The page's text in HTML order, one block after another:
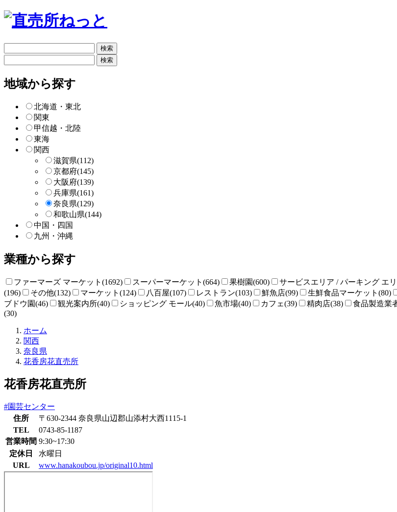
リ
ー
検
索
ー
検
地域から探す
北海道・東北
関東
甲信越・北陸
東海
関西
滋賀県(112)
京都府(145)
大阪府(139)
兵庫県(161)
奈良県(129)
和歌山県(144)
中国・四国
九州・沖縄
業種から探す
ファーマーズ マーケット(1692) スーパーマーケット(664) 果樹園(600) サービスエリア / パーキング エ
(196)
その他(132) マーケット(124) 八百屋(107) レストラン(103) 鮮魚店(99) 生鮮食品マーケット(80)
ブドウ園(46)
観光案内所(40) ショッピング モール(40) 魚市場(40) カフェ(39) 精肉店(38) 食品製造業
(30)
ホーム
ね
と
関西
奈良県
花香房花直売所
花香房花直売所
#園芸センター
住所
〒630-2344 奈良県山辺郡山添村大西1115-1
TEL
0743-85-1187
営業時間 9:30~17:30
定休日
水曜日
URL
www.hanakoubou.jp/original10.html